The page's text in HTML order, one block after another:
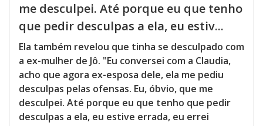
me desculpei. Até porque eu que tenho
que pedir desculpas a ela, eu estiv...
Ela também revelou que tinha se desculpado com
a ex-mulher de Jô. "Eu conversei com a Claudia,
acho que agora ex-esposa dele, ela me pediu
desculpas pelas ofensas. Eu, óbvio, que me
desculpei. Até porque eu que tenho que pedir
desculpas a ela, eu estive errada, eu errei